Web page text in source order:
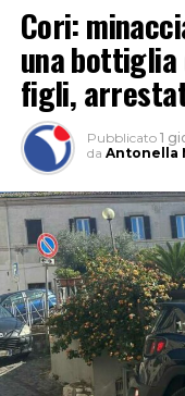
Cori:
una
figli,
Pubblicato 1
da Antonella